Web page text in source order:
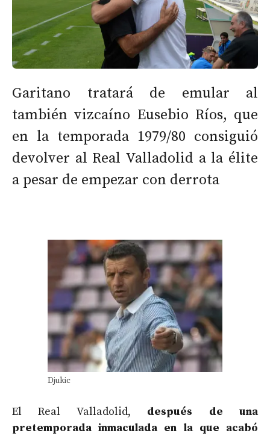
Garitano tratará de emular al
también vizcaíno Eusebio Ríos, que
en la temporada 1979/80 consiguió
devolver al Real Valladolid a la élite
a pesar de empezar con derrota
Djukic
El Real Valladolid, después de una
pretemporada inmaculada en la que acabó